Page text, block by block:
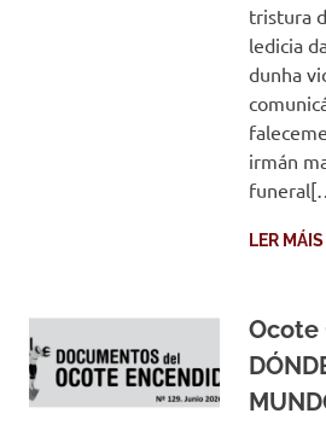
tristura
ledicia
dunha
irmán
LER MÁIS
Ocote